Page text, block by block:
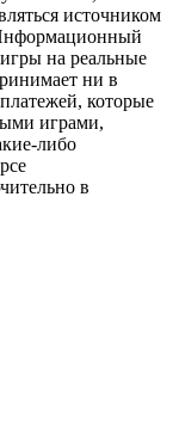
источником
на реальные
ни в
которые
играми,
либо
в